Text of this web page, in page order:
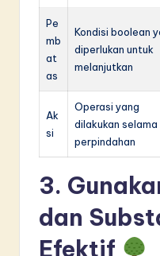
Pe
mb
at
as
Kondisi boolean
diperlukan untuk
melanjutkan
Ak
si
Operasi yang
dilakukan selama
perpindahan
3.
dan
Efektif